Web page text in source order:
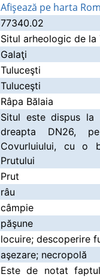
Afişează pe harta
77340.02
Situl arheologic de la
Galaţi
Tuluceşti
Tuluceşti
Râpa Bălaia
Situl este dispus la
dreapta DN26,
Covurluiului, cu o
Prutului
Prut
râu
câmpie
păşune
locuire; descoperire
aşezare; necropolă
Este de notat